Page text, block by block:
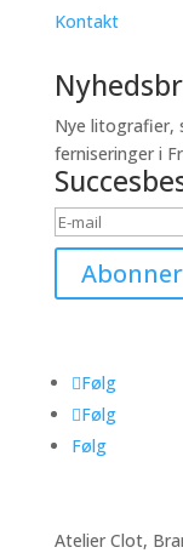
Kontakt
Nye litografier,
ferniseringer i
Abonner
Følg
Følg
Følg
Atelier Clot,